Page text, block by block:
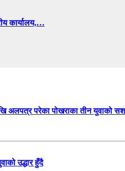
कार्यालय,…
अलपत्र परेका पोखराका तीन युवाको
उद्धार हुँदै